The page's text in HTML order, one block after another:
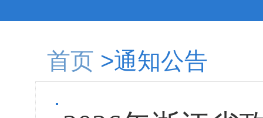
首页 >通知公告